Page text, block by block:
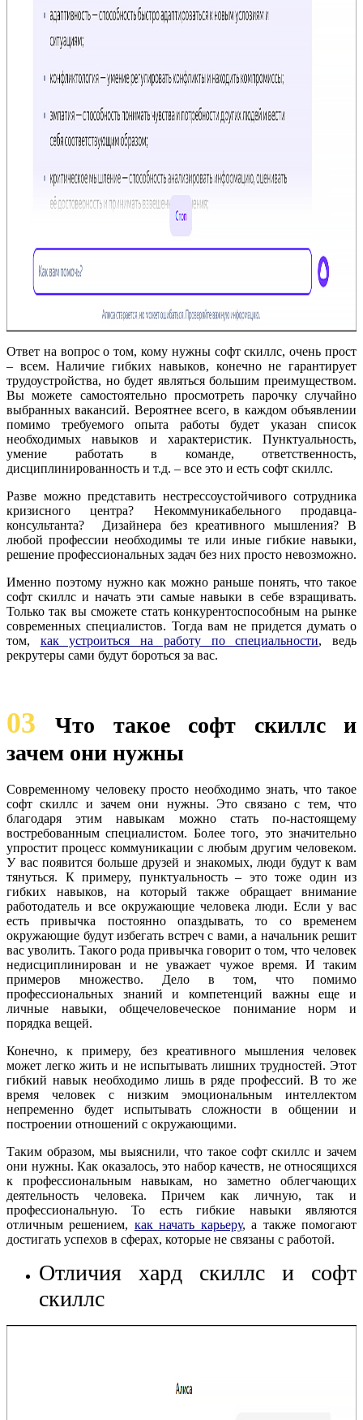
Ответ на вопрос о том, кому нужны софт скиллс, очень прост
– всем. Наличие гибких навыков, конечно не гарантирует
трудоустройства, но будет являться большим преимуществом.
Вы можете самостоятельно просмотреть парочку случайно
выбранных вакансий. Вероятнее всего, в каждом объявлении
помимо требуемого опыта работы будет указан список
необходимых навыков и характеристик. Пунктуальность,
умение работать в команде, ответственность,
дисциплинированность и т.д. – все это и есть софт скиллс.
Разве можно представить нестрессоустойчивого сотрудника
кризисного центра? Некоммуникабельного продавца-
консультанта? Дизайнера без креативного мышления? В
любой профессии необходимы те или иные гибкие навыки,
решение профессиональных задач без них просто невозможно.
Именно поэтому нужно как можно раньше понять, что такое
софт скиллс и начать эти самые навыки в себе взращивать.
Только так вы сможете стать конкурентоспособным на рынке
современных специалистов. Тогда вам не придется думать о
том, как устроиться на работу по специальности, ведь
рекрутеры сами будут бороться за вас.
03Что такое софт скиллс и
зачем они нужны
Современному человеку просто необходимо знать, что такое
софт скиллс и зачем они нужны. Это связано с тем, что
благодаря этим навыкам можно стать по-настоящему
востребованным специалистом. Более того, это значительно
упростит процесс коммуникации с любым другим человеком.
У вас появится больше друзей и знакомых, люди будут к вам
тянуться. К примеру, пунктуальность – это тоже один из
гибких навыков, на который также обращает внимание
работодатель и все окружающие человека люди. Если у вас
есть привычка постоянно опаздывать, то со временем
окружающие будут избегать встреч с вами, а начальник решит
вас уволить. Такого рода привычка говорит о том, что человек
недисциплинирован и не уважает чужое время. И таким
примеров множество. Дело в том, что помимо
профессиональных знаний и компетенций важны еще и
личные навыки, общечеловеческое понимание норм и
порядка вещей.
Конечно, к примеру, без креативного мышления человек
может легко жить и не испытывать лишних трудностей. Этот
гибкий навык необходимо лишь в ряде профессий. В то же
время человек с низким эмоциональным интеллектом
непременно будет испытывать сложности в общении и
построении отношений с окружающими.
Таким образом, мы выяснили, что такое софт скиллс и зачем
они нужны. Как оказалось, это набор качеств, не относящихся
к профессиональным навыкам, но заметно облегчающих
деятельность человека. Причем как личную, так и
профессиональную. То есть гибкие навыки являются
отличным решением, как начать карьеру, а также помогают
достигать успехов в сферах, которые не связаны с работой.
Отличия хард скиллс и софт
скиллс